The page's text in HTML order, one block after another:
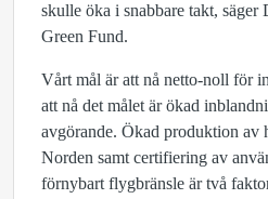
skulle öka i snabbare takt,
Green Fund.
Vårt mål är att nå netto-noll för
att nå det målet är ökad
avgörande. Ökad produktion av
Norden samt certifiering av
förnybart flygbränsle är två